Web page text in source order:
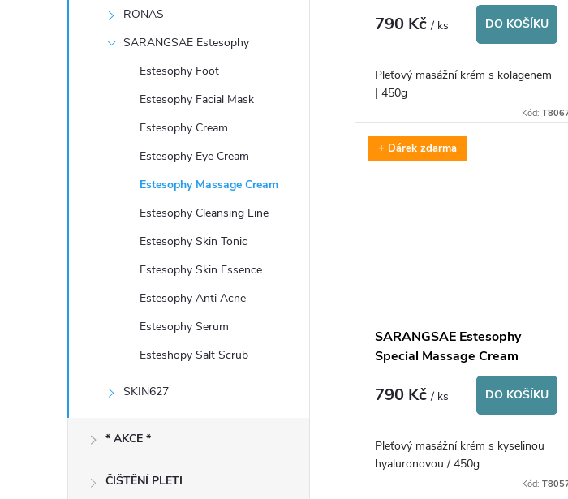
RONAS
SARANGSAE Estesophy
Estesophy Foot
Estesophy Facial Mask
Estesophy Cream
Estesophy Eye Cream
Estesophy Massage Cream
Estesophy Cleansing Line
Estesophy Skin Tonic
Estesophy Skin Essence
Estesophy Anti Acne
Estesophy Serum
Esteshopy Salt Scrub
SKIN627
* AKCE *
ČIŠTĚNÍ PLETI
k
u
k
790 Kč/ ks DO KOŠÍKU
Pleťový masážní krém s kolagenem
| 450g
Kód:
+ Dárek zdarma
SARANGSAE Estesophy
Special Massage Cream
790 Kč/ ks DO KOŠÍKU
Pleťový masážní krém s kyselinou
hyaluronovou / 450g
Kód: